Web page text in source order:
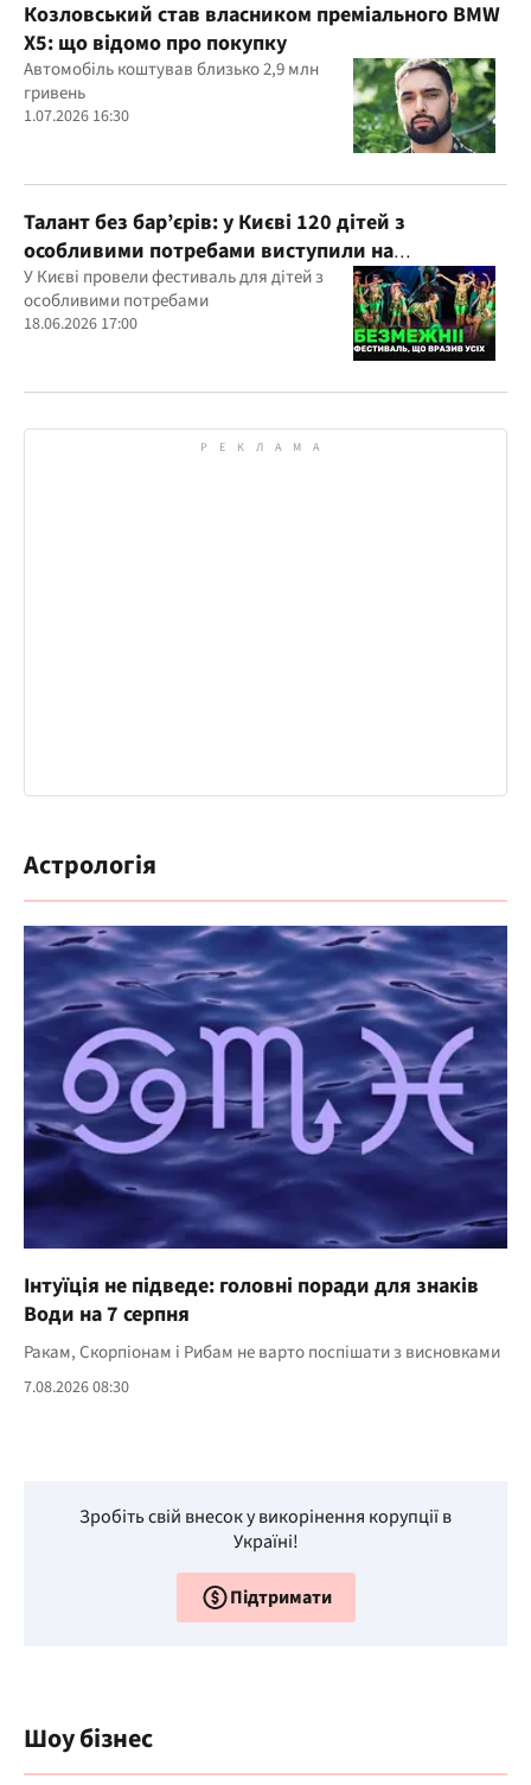
Козловський став власником преміального BMW
X5: що відомо про покупку
Автомобіль коштував близько 2,9 млн
гривень
1.07.2026 16:30
Талант без бар’єрів: у Києві 120 дітей з
особливими потребами виступили на
всеукраїнському фестивалі
У Києві провели фестиваль для дітей з
особливими потребами
18.06.2026 17:00
Астрологія
Інтуїція не підведе: головні поради для знаків
Води на 7 серпня
Ракам, Скорпіонам і Рибам не варто поспішати з висновками
7.08.2026 08:30
Зробіть свій внесок у викорінення корупції в
Україні!
Підтримати
Шоу бізнес